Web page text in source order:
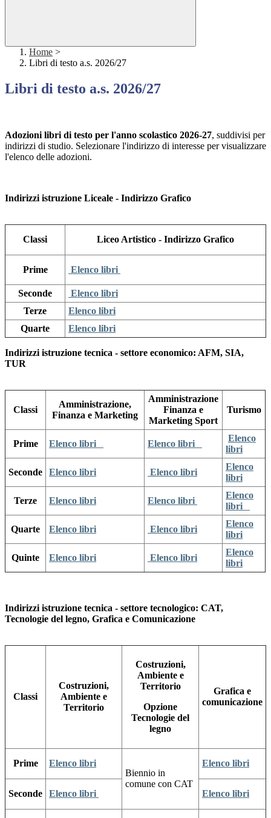
Home >
Libri di testo a.s. 2026/27
Libri di testo a.s. 2026/27
Adozioni libri di testo per l'anno scolastico 2026-27, suddivisi per
indirizzi di studio. Selezionare l'indirizzo di interesse per visualizzare
l'elenco delle adozioni.
Indirizzi istruzione Liceale - Indirizzo Grafico
Classi Liceo Artistico - Indirizzo Grafico
Prime Elenco libri
Seconde
Elenco libri
Terze
Elenco libri
Quarte
Elenco libri
Indirizzi istruzione tecnica - settore economico: AFM, SIA,
TUR
Classi
Amministrazione,
Finanza e Marketing
Amministrazione
Finanza e
Marketing Sport
Turismo
Prime Elenco libri Elenco libri
Elenco
libri
Seconde Elenco libri Elenco libri
Elenco
libri
Terze Elenco libri Elenco libri
Elenco
libri
Quarte Elenco libri Elenco libri
Elenco
libri
Quinte Elenco libri Elenco libri
Elenco
libri
Indirizzi istruzione tecnica - settore tecnologico: CAT,
Tecnologie del legno, Grafica e Comunicazione
Classi
Costruzioni,
Ambiente e
Territorio
Costruzioni,
Ambiente e
Territorio
Opzione
Tecnologie del
legno
Grafica e
comunicazione
Prime
Elenco libri
Biennio in
comune con CAT
Elenco libri
Seconde Elenco libri Elenco libri